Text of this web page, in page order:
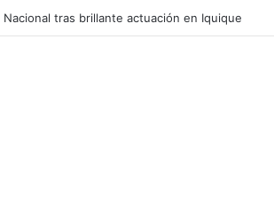
energía a más de 900 vecinos de Antofagasta